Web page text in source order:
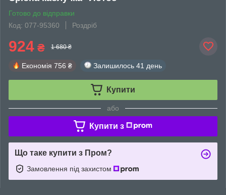
Готово до відправки
Код: 077-95360
Роздріб
924 ₴ 1 680 ₴
Економія 756 ₴ Залишилось 41 день
Купити
або
Купити з
Що таке купити з Пром?
Замовлення під захистом